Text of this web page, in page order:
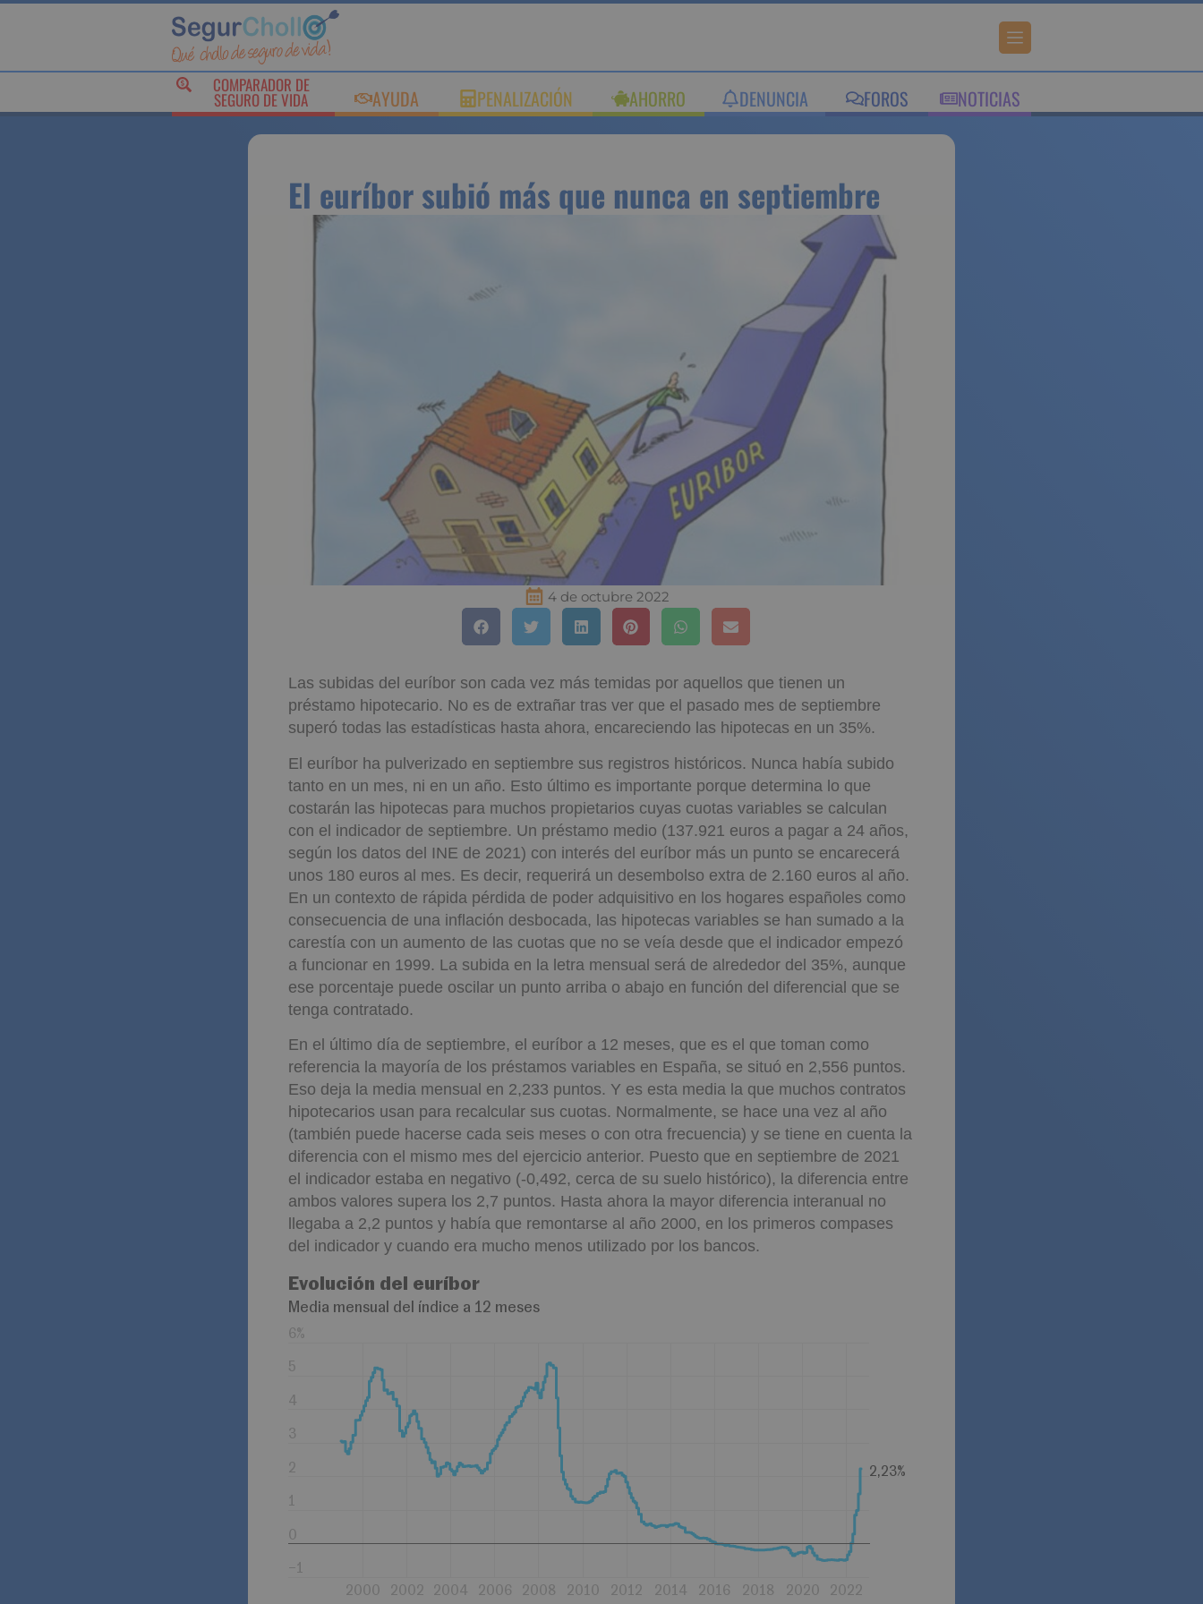
COMPARADOR DE
SEGURO DE VIDA AYUDA PENALIZACIÓN AHORRO DENUNCIA FOROS NOTICIAS
El euríbor subió más que nunca en septiembre
4 de octubre 2022
Las subidas del euríbor son cada vez más temidas por aquellos que tienen un
préstamo hipotecario. No es de extrañar tras ver que el pasado mes de septiembre
superó todas las estadísticas hasta ahora, encareciendo las hipotecas en un 35%.
El euríbor ha pulverizado en septiembre sus registros históricos. Nunca había subido
tanto en un mes, ni en un año. Esto último es importante porque determina lo que
costarán las hipotecas para muchos propietarios cuyas cuotas variables se calculan
con el indicador de septiembre. Un préstamo medio (137.921 euros a pagar a 24 años,
según los datos del INE de 2021) con interés del euríbor más un punto se encarecerá
unos 180 euros al mes. Es decir, requerirá un desembolso extra de 2.160 euros al año.
En un contexto de rápida pérdida de poder adquisitivo en los hogares españoles como
consecuencia de una inflación desbocada, las hipotecas variables se han sumado a la
carestía con un aumento de las cuotas que no se veía desde que el indicador empezó
a funcionar en 1999. La subida en la letra mensual será de alrededor del 35%, aunque
ese porcentaje puede oscilar un punto arriba o abajo en función del diferencial que se
tenga contratado.
En el último día de septiembre, el euríbor a 12 meses, que es el que toman como
referencia la mayoría de los préstamos variables en España, se situó en 2,556 puntos.
Eso deja la media mensual en 2,233 puntos. Y es esta media la que muchos contratos
hipotecarios usan para recalcular sus cuotas. Normalmente, se hace una vez al año
(también puede hacerse cada seis meses o con otra frecuencia) y se tiene en cuenta la
diferencia con el mismo mes del ejercicio anterior. Puesto que en septiembre de 2021
el indicador estaba en negativo (-0,492, cerca de su suelo histórico), la diferencia entre
ambos valores supera los 2,7 puntos. Hasta ahora la mayor diferencia interanual no
llegaba a 2,2 puntos y había que remontarse al año 2000, en los primeros compases
del indicador y cuando era mucho menos utilizado por los bancos.